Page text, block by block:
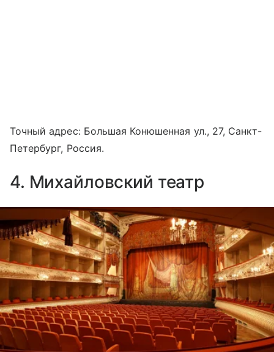
Точный адрес: Большая Конюшенная ул., 27, Санкт-
Петербург, Россия.
4. Михайловский театр